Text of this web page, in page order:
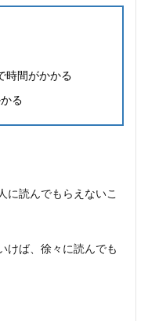
時間がかかる
る
に読んでもらえないこ
けば、徐々に読んでも